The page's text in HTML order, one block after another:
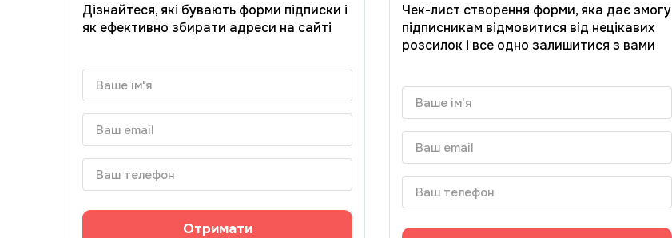
Дізнайтеся, які бувають форми підписки і
як ефективно збирати адреси на сайті
Отримати
Чек-лист створення форми, яка дає змогу
підписникам відмовитися від нецікавих
розсилок і все одно залишитися з вами